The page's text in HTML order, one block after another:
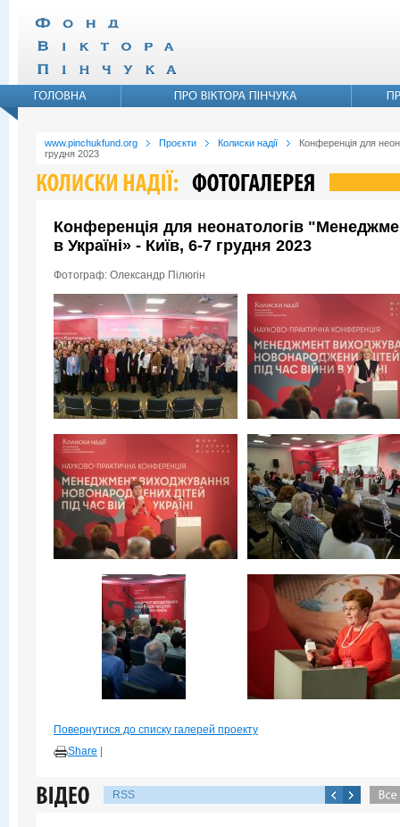
www.pinchukfund.org Проєкти Колиски надії
Конференція для
грудня 2023
Конференція для неонатологів
в Україні» - Київ, 6-7 грудня 2023
Фотограф: Олександр Пілюгін
Повернутися до списку галерей проекту
Share
RSS